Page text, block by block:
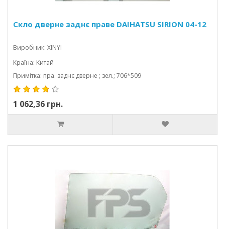
Скло дверне заднє праве DAIHATSU SIRION 04-12
Виробник: XINYI
Країна: Китай
Примітка: пра. заднє дверне ; зел.; 706*509
1 062,36 грн.